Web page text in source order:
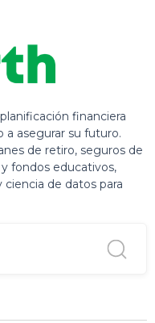
financiera
a asegurar su futuro.
de retiro, seguros de
fondos educativos,
de datos para